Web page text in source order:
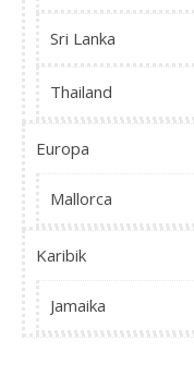
Sri Lanka
Thailand
Europa
Mallorca
Karibik
Jamaika